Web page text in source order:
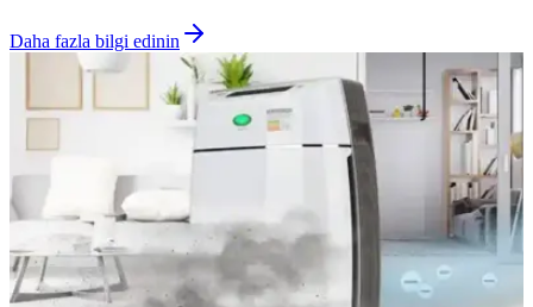
Daha fazla bilgi edinin